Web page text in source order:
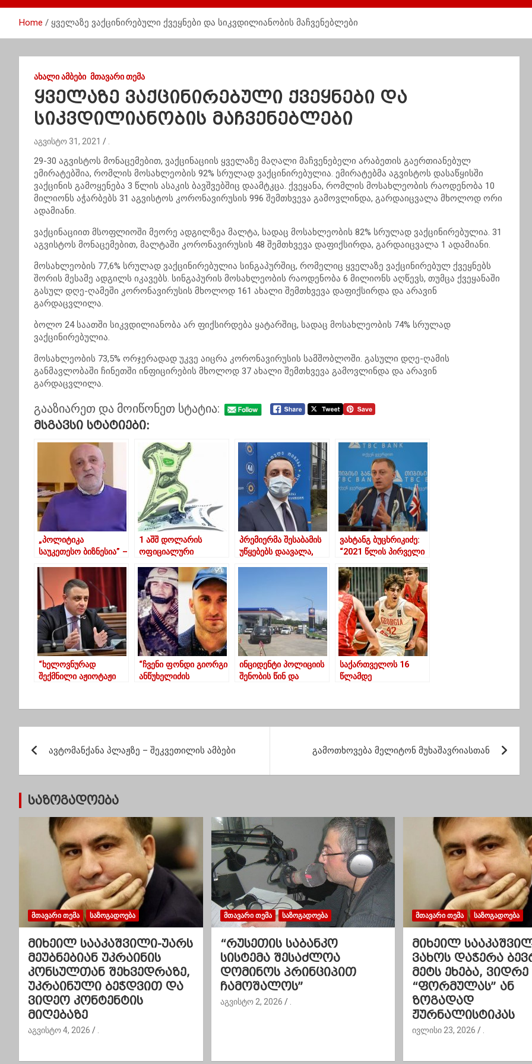
Home ყველაზე ვაქცინირებული ქვეყნები და სიკვდილიანობის მაჩვენებლები
ᲐᲮᲐᲚᲘ ᲐᲛᲑᲔᲑᲘ ᲛᲗᲐᲕᲐᲠᲘ ᲗᲔᲛᲐ
ყველაზე ვაქცინირებული ქვეყნები და
სიკვდილიანობის მაჩვენებლები
აგვისტო 31, 2021
29-30 აგვისტოს მონაცემებით, ვაქცინაციის ყველაზე მაღალი მაჩვენებელი არაბეთის გაერთიანებულ
ემირატებშია, რომლის მოსახლეობის 92% სრულად ვაქცინირებულია. ემირატებმა აგვისტოს დასაწყისში
ვაქცინის გამოყენება 3 წლის ასაკის ბავშვებშიც დაამტკცა. ქვეყანა, რომლის მოსახლეობის რაოდენობა 10
მილიონს აჭარბებს 31 აგვისტოს კორონავირუსის 996 შემთხვევა გამოვლინდა, გარდაიცვალა მხოლოდ ორი
ადამიანი.
ვაქცინაციით მსოფლიოში მეორე ადგილზეა მალტა, სადაც მოსახლეობის 82% სრულად ვაქცინირებულია. 31
აგვისტოს მონაცემებით, მალტაში კორონავირუსის 48 შემთხვევა დაფიქსირდა, გარდაიცვალა 1 ადამიანი.
მოსახლეობის 77,6% სრულად ვაქცინირებულია სინგაპურშიც, რომელიც ყველაზე ვაქცინირებულ ქვეყნებს
შორის მესამე ადგილს იკავებს. სინგაპურის მოსახლეობის რაოდენობა 6 მილიონს აღწევს, თუმცა ქვეყანაში
გასულ დღე-ღამეში კორონავირუსის მხოლოდ 161 ახალი შემთხვევა დაფიქსირდა და არავინ
გარდაცვლილა.
ბოლო 24 საათში სიკვდილიანობა არ ფიქსირდება ყატარშიც, სადაც მოსახლეობის 74% სრულად
ვაქცინირებულია.
მოსახლეობის 73,5% ორჯერადად უკვე აიცრა კორონავირუსის სამშობლოში. გასული დღე-ღამის
განმავლობაში ჩინეთში ინფიცირების მხოლოდ 37 ახალი შემთხვევა გამოვლინდა და არავინ
გარდაცვლილა.
გააზიარეთ და მოიწონეთ სტატია:
Მსგავსი Სტატიები:
„პოლიტიკა
საუკეთესო ბიზნესია” –
და “ოცნება” აითვისეს
იცოცხლე”
1 აშშ დოლარის
ოფიციალური
ლარი გახდა
პრემიერმა შესაბამის
უწყებებს დაავალა,
რომელიც ვირუსის
გავრცელების
პრევენციისკენაა
მიმართული
ვახტანგ ბუცხრიკიძე:
“2021 წლის პირველი
ეკონომიკისთვის
რთული იქნება”
“ხელოვნურად
შექმნილი აჟიოტაჟი
“ჩვენი ფონდი გიორგი
ანწუხელიძის
დააწესებს”-კეკელიძე
ინციდენტი პოლიციის
შენობის წინ და
მოხდა ურეკში
საქართველოს 16
წლამდე
პირველი ადგილით
ს
ტ
ს
ა
ვ
ი
გ
ა
ც
ი
ავტომანქანა პლაჟზე – შეკვეთილის ამბები გამოთხოვება მელიტონ მუხაშავრიასთან
საზოგადოება
ᲛᲗᲐᲕᲐᲠᲘ ᲗᲔᲛᲐ ᲡᲐᲖᲝᲒᲐᲓᲝᲔᲑᲐ
მიხეილ სააკაშვილი-უარს
მეუბნებიან უკრაინის
კონსულთან შეხვედრაზე,
უკრაინული ბეჭდვით და
ვიდეო კონტენტის
მიღებაზე
აგვისტო 4, 2026
ᲛᲗᲐᲕᲐᲠᲘ ᲗᲔᲛᲐ ᲡᲐᲖᲝᲒᲐᲓᲝᲔᲑᲐ
“რუსეთის საბანკო
სისტემა შესაძლოა
დომინოს პრინციპით
ჩამოშალოს”
აგვისტო 2, 2026
ᲛᲗᲐᲕᲐᲠᲘ ᲗᲔᲛᲐ ᲡᲐᲖᲝᲒᲐᲓᲝᲔᲑᲐ
მიხეილ
ვახოს დაჭერა
მეტს ეხება, ვიდრე
“ფორმულას” ან
ზოგადად
ჟურნალისტიკას
ივლისი 23, 2026